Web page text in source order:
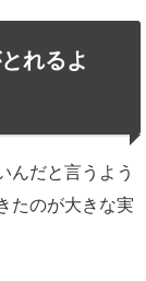
れるよ
んだと言うよう
たのが大きな実